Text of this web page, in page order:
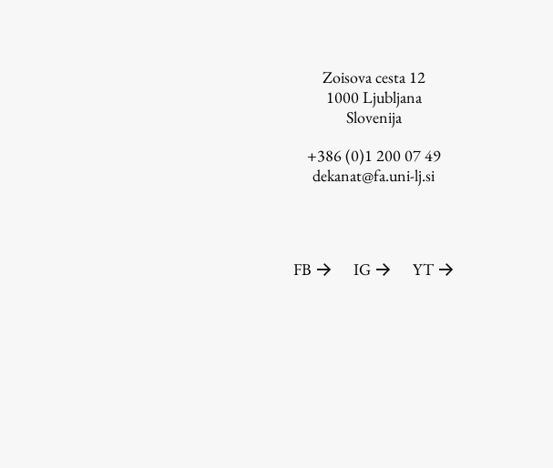
Zoisova cesta 12
1000Ljubljana
Slovenija
+386 (0)1 200 07 49
dekanat@fa.uni-lj.si
FB IG YT